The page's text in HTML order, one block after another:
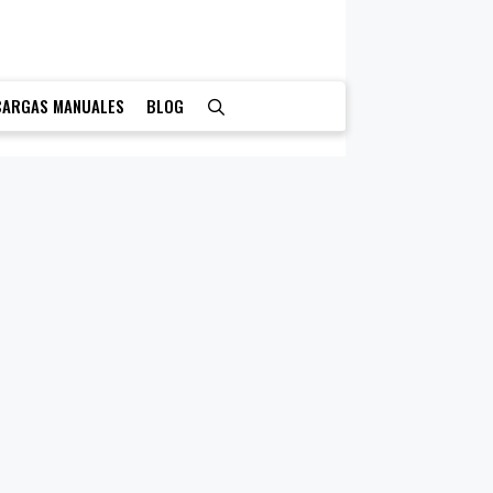
MANUALES BLOG